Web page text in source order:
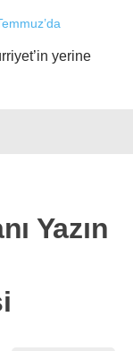
yerine
Yazın